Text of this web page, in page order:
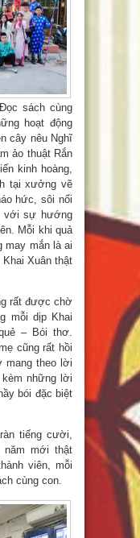
sách cùng
hoạt động
cây nêu Nghĩ
ảo thuật Rắn
kinh hoàng,
tại xưởng vẽ
hức, sôi nổi
với sự hướng
Mỗi khi quả
may mắn là ai
Xuân thật
rất được chờ
mỗi dịp Khai
– Bói thơ.
cũng rất hồi
mang theo lời
những lời
bói đặc biệt
tiếng cười,
năm mới thật
viên, mỗi
cùng con.